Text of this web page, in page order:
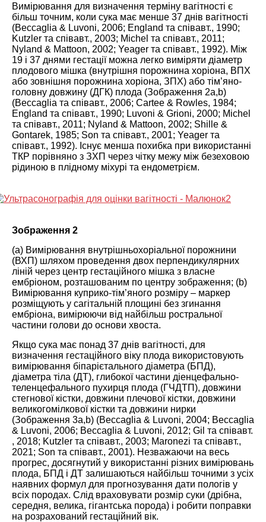
Вимірювання для визначення терміну вагітності є
більш точним, коли сука має менше 37 днів вагітності
(Beccaglia & Luvoni, 2006; England та співавт., 1990;
Kutzler та співавт., 2003; Michel та співавт., 2011;
Nyland & Mattoon, 2002; Yeager та співавт., 1992). Між
19 і 37 днями гестації можна легко виміряти діаметр
плодового мішка (внутрішня порожнина хоріона, ВПХ
або зовнішня порожнина хоріона, ЗПХ) або тім’яно-
головну довжину (ДГК) плода (Зображення 2а,b)
(Beccaglia та співавт., 2006; Cartee & Rowles, 1984;
England та співавт., 1990; Luvoni & Grioni, 2000; Michel
та співавт., 2011; Nyland & Mattoon, 2002; Shille &
Gontarek, 1985; Son та співавт., 2001; Yeager та
співавт., 1992). Існує менша похибка при використанні
ТКР порівняно з ЗХП через чітку межу між безеховою
рідиною в плідному міхурі та ендометрієм.
Зображення 2
(а) Вимірювання внутрішньохоріальної порожнини
(ВХП) шляхом проведення двох перпендикулярних
ліній через центр гестаційного мішка з власне
ембріоном, розташованим по центру зображення; (b)
Вимірювання куприко-тім’яного розміру – маркер
розміщують у сагітальній площині без згинання
ембріона, вимірюючи від найбільш ростральної
частини голови до основи хвоста.
Якщо сука має понад 37 днів вагітності, для
визначення гестаційного віку плода використовують
вимірювання біпарієтального діаметра (БПД),
діаметра тіла (ДТ), глибокої частини діенцефально-
теленцефального пухирця плода (ГЧДТП), довжини
стегнової кістки, довжини плечової кістки, довжини
великогомілкової кістки та довжини нирки
(Зображення 3а,b) (Beccaglia & Luvoni, 2004; Beccaglia
& Luvoni, 2006; Beccaglia & Luvoni, 2012; Gil та співавт.
, 2018; Kutzler та співавт., 2003; Maronezi та співавт.,
2021; Son та співавт., 2001). Незважаючи на весь
прогрес, досягнутий у використанні різних вимірювань
плода, БПД і ДТ залишаються найбільш точними з усіх
наявних формул для прогнозування дати пологів у
всіх породах. Слід враховувати розмір суки (дрібна,
середня, велика, гігантська порода) і робити поправки
на розрахований гестаційний вік.